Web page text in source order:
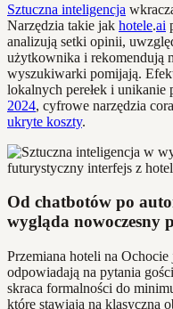
Sztuczna inteligencja
Narzędzia takie jak hotele.ai
analizują setki opinii,
użytkownika i rekomendują
wyszukiwarki pomijają.
lokalnych perełek i unikanie
2024, cyfrowe narzędzia
ukryte koszty.
Od chatbotów po
wygląda nowoczesny
Przemiana hoteli na
odpowiadają na pytania
skraca formalności do
które stawiają na klasyczną